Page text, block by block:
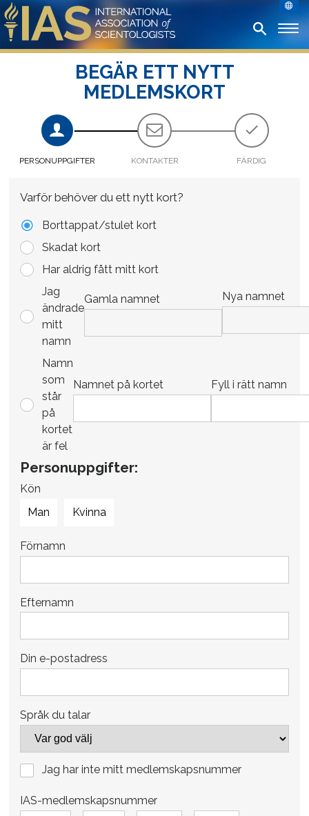
BEGÄR ETT NYTT
MEDLEMSKORT
PERSONUPPGIFTER KONTAKTER FÄRDIG
Varför behöver du ett nytt kort?
Borttappat/stulet kort
Skadat kort
Har aldrig fått mitt kort
Jag
ändrade
mitt
namn
Gamla namnet Nya namnet
Namn
som
står
på
kortet
är fel
Namnet på kortet Fyll i rätt namn
Personuppgifter:
Kön
Man
Kvinna
Förnamn
Efternamn
Din e-postadress
Språk du talar
Jag har inte mitt medlemskapsnummer
IAS-medlemskapsnummer